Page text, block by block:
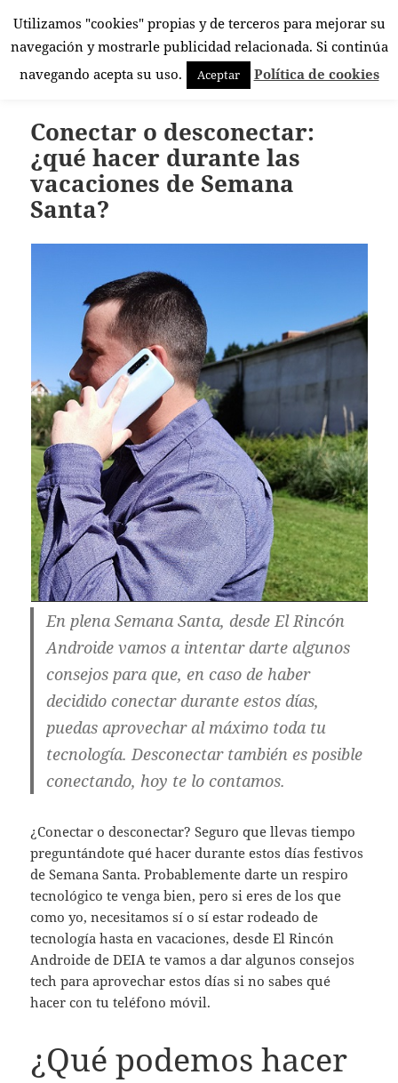
El Rincón Androide
MENÚ
Y
Conectar o desconectar:
¿qué hacer durante las
vacaciones de Semana
Santa?
En plena Semana Santa, desde El Rincón
Androide vamos a intentar darte algunos
consejos para que, en caso de haber
decidido conectar durante estos días,
puedas aprovechar al máximo toda tu
tecnología. Desconectar también es posible
conectando, hoy te lo contamos.
¿Conectar o desconectar? Seguro que llevas tiempo
preguntándote qué hacer durante estos días festivos
de Semana Santa. Probablemente darte un respiro
tecnológico te venga bien, pero si eres de los que
como yo, necesitamos sí o sí estar rodeado de
tecnología hasta en vacaciones, desde El Rincón
Androide de DEIA te vamos a dar algunos consejos
tech para aprovechar estos días si no sabes qué
hacer con tu teléfono móvil.
¿Qué podemos hacer
Utilizamos "cookies" propias y de terceros para mejorar su
navegación y mostrarle publicidad relacionada. Si continúa
navegando acepta su uso.
Aceptar Política de cookies